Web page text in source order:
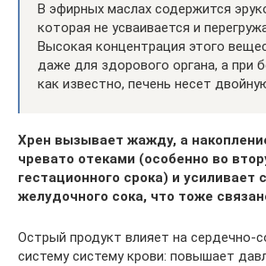
В эфирных маслах содержится
которая не усваивается и
Высокая концентрация этого
даже для здорового органа, а при
как известно, печень несет
Хрен вызывает жажду, а
чревато отеками (особенно во
гестационного срока) и усиливает
желудочного сока, что тоже
Острый продукт влияет на сердечно-
систему систему крови: повышает